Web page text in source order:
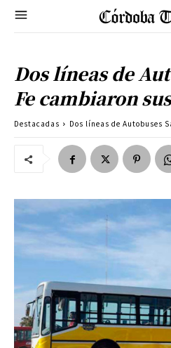
Dos líneas de
Fe cambiaron
Destacadas Dos líneas de Autobuses